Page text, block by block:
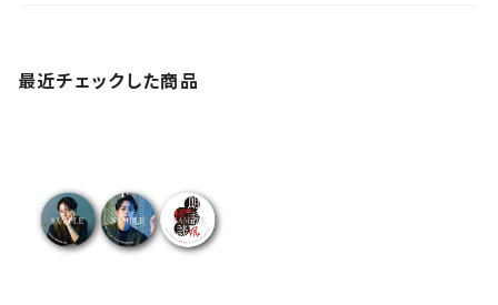
最近チェックした商品